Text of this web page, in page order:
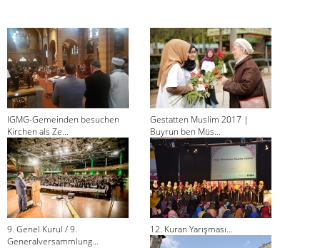
IGMG-Gemeinden besuchen
Kirchen als Ze...
Gestatten Muslim 2017 |
Buyrun ben Müs...
9. Genel Kurul / 9.
Generalversammlung...
12. Kuran Yarışması...